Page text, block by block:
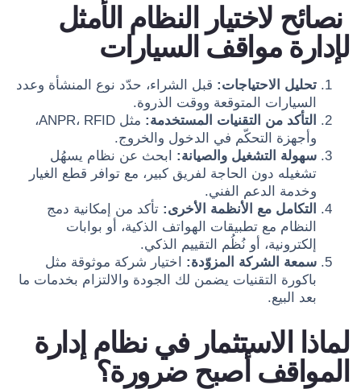
نصائح لاختيار النظام الأمثل
لإدارة مواقف السيارات
تحليل الاحتياجات: قبل الشراء، حدّد نوع المنشأة وعدد
السيارات المتوقعة ووقت الذروة.
التأكد من التقنيات المستخدمة:
مثل ANPR، RFID،
وأجهزة التحكّم في الدخول والخروج.
سهولة التشغيل والصيانة: ابحث عن نظام يسهُل
تشغيله دون الحاجة لفريق كبير، مع توافر قطع الغيار
وخدمة الدعم الفني.
التكامل مع الأنظمة الأخرى: تأكد من إمكانية دمج
النظام مع تطبيقات الهواتف الذكية، أو بوابات
إلكترونية، أو نُظُم التقييم الذكي.
سمعة الشركة المزوّدة: اختيار شركة موثوقة مثل
باكورة التقنيات يضمن لك الجودة والالتزام بخدمات ما
بعد البيع.
لماذا الاستثمار في نظام إدارة
المواقف أصبح ضرورة؟